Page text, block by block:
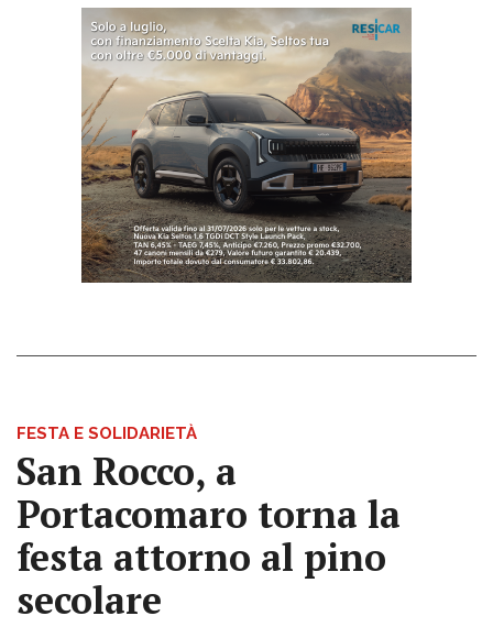
FESTA E SOLIDARIETÀ
San Rocco, a
Portacomaro torna la
festa attorno al pino
secolare